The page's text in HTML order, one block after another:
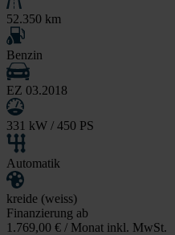
52.350 km
Benzin
EZ 03.2018
331 kW / 450 PS
Automatik
kreide (weiss)
Finanzierung ab
1.769,00 € / Monat inkl. MwSt.